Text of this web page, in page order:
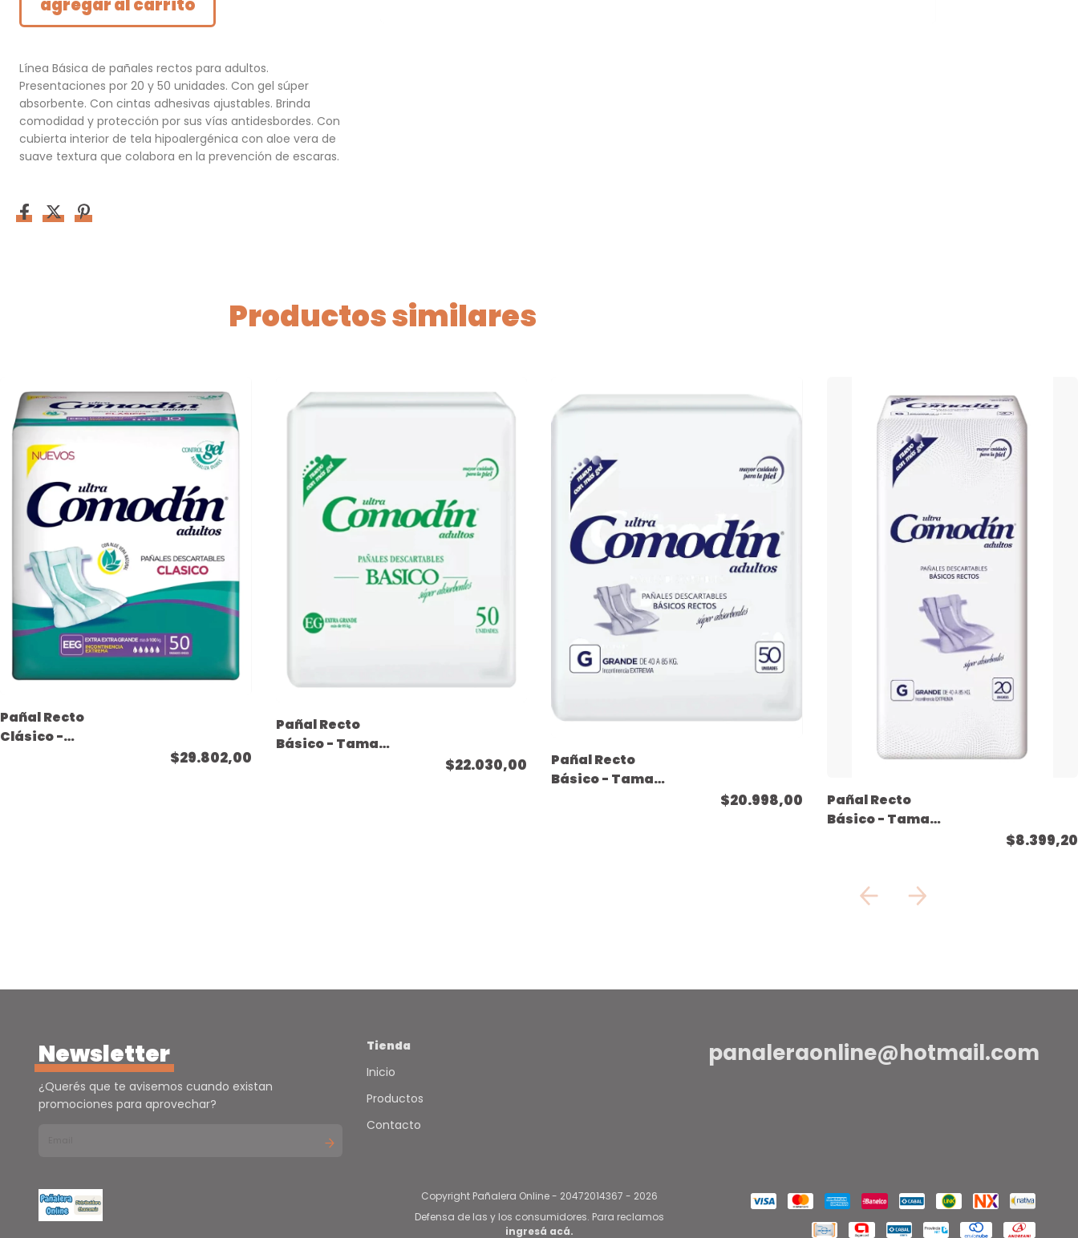
Línea Básica de pañales rectos para adultos.
Presentaciones por 20 y 50 unidades. Con gel súper
absorbente. Con cintas adhesivas ajustables. Brinda
comodidad y protección por sus vías antidesbordes. Con
cubierta interior de tela hipoalergénica con aloe vera de
suave textura que colabora en la prevención de escaras.
Productos similares
Pañal Recto
Clásico -
$29.802,00
Pañal Recto
Básico - Tamaño
$22.030,00
Pañal Recto
Básico - Tamaño
$20.998,00
Pañal Recto
Básico - Tamaño
$8.399,20
Newsletter
¿Querés que te avisemos cuando existan
promociones para aprovechar?
Tienda
Inicio
Productos
Contacto
panaleraonline@hotmail.com
Copyright Pañalera Online - 20472014367 - 2026
Defensa de las y los consumidores. Para reclamos
ingresá acá.